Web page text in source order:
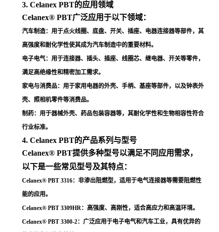
3. Celanex PBT的应用领域
Celanex® PBT广泛应用于以下领域：
汽车制造：用于点火线圈、底盘、开关、插座、电器连接器等部件，其
高强度和耐化学性使其成为汽车制造中的重要材料。
电子电气：用于连接器、插头、插座、线圈芯、继电器、开关等零件，
满足高绝缘性和精密加工需求。
家电与消费品：用于家用电器的外壳、手柄、基座等部件，以及钟表外
壳、照相机零件等消费品。
制药：用于器械外壳、药品包装容器等，其耐化学性和生物相容性符合
行业标准。
4. Celanex PBT的产品系列与型号
Celanex® PBT提供多种型号以满足不同应用需求，
以下是一些常见型号及其特点：
Celanex® PBT 3316：非渗出阻燃型，适用于电气连接器等需要阻燃性
能的应用。
Celanex® PBT 3309HR：高强度、高刚性，适合高应力和高温环境。
Celanex® PBT 3300-2：广泛应用于电子电气和汽车工业，具有优异的